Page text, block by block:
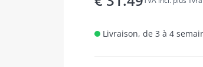
Livraison, de 3 à 4